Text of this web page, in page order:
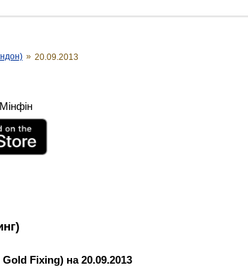
» 20.09.2013
Fixing) на 20.09.2013